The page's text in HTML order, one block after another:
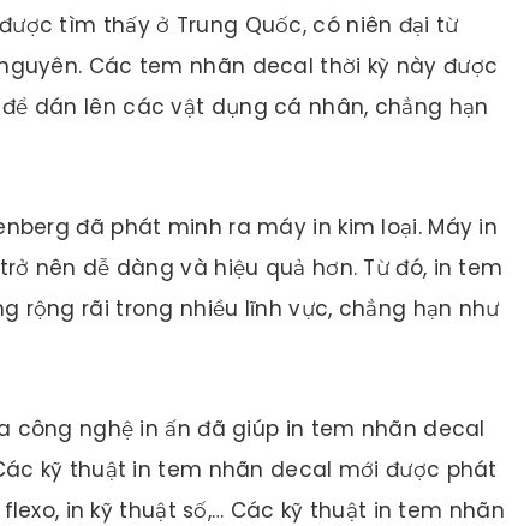
tìm thấy ở Trung Quốc, có niên đại từ
Các tem nhãn decal thời kỳ này được
dán lên các vật dụng cá nhân, chẳng hạn
đã phát minh ra máy in kim loại. Máy in
nên dễ dàng và hiệu quả hơn. Từ đó, in tem
rộng rãi trong nhiều lĩnh vực, chẳng hạn như
công nghệ in ấn đã giúp in tem nhãn decal
kỹ thuật in tem nhãn decal mới được phát
in kỹ thuật số,… Các kỹ thuật in tem nhãn